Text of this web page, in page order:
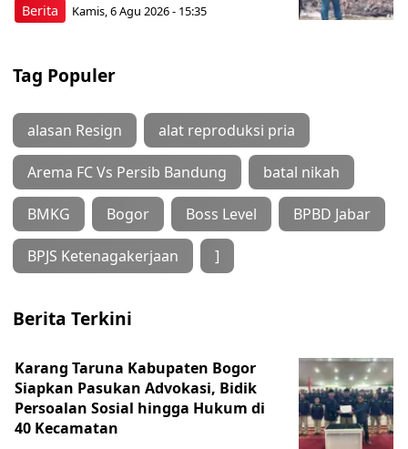
Berita Kamis, 6 Agu 2026 - 15:35
Tag Populer
alasan Resign alat reproduksi pria
Arema FC Vs Persib Bandung batal nikah
BMKG Bogor Boss Level BPBD Jabar
BPJS Ketenagakerjaan ]
Berita Terkini
Karang Taruna Kabupaten Bogor
Siapkan Pasukan Advokasi, Bidik
Persoalan Sosial hingga Hukum di
40 Kecamatan